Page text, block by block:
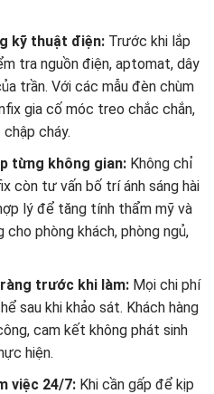
kỹ thuật điện: Trước khi lắp
tra nguồn điện, aptomat, dây
trần. Với các mẫu đèn chùm
gia cố móc treo chắc chắn,
cháy.
từng không gian:Không chỉ
còn tư vấn bố trí ánh sáng hài
lý để tăng tính thẩm mỹ và
cho phòng khách, phòng ngủ,
trước khi làm:Mọi chi phí
sau khi khảo sát. Khách hàng
cam kết không phát sinh
hiện.
việc 24/7:Khi cần gấp để kịp